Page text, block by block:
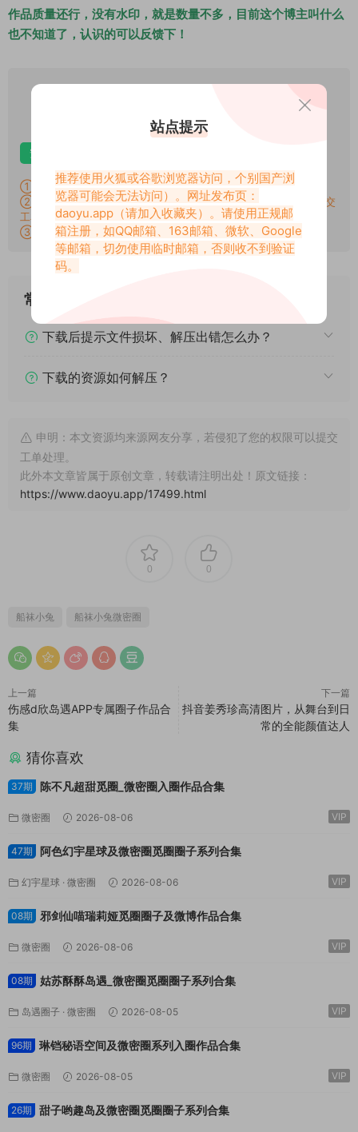
作品质量还行，没有水印，就是数量不多，目前这个博主叫什么
也不知道了，认识的可以反馈下！
VIP
仅限VIP下载
升级VIP
安卓解压
①：所有素材切勿外传，仅供欣赏，喜欢请支持原作者！
②：所有素材密码均已测试，遇见问题站内有教程学习，不会再提交
工单。
③：所有素材均无露点、纯绿色版本，若有需求请另寻，谢谢！
常见问题
下载后提示文件损坏、解压出错怎么办？
下载的资源如何解压？
申明：本文资源均来源网友分享，若侵犯了您的权限可以提交
工单处理。
此外本文章皆属于原创文章，转载请注明出处！原文链接：
https://www.daoyu.app/17499.html
0 0
船袜小兔 船袜小兔微密圈
上一篇
伤感d欣岛遇APP专属圈子作品合
集
下一篇
抖音姜秀珍高清图片，从舞台到日
常的全能颜值达人
猜你喜欢
37期 陈不凡超甜觅圈_微密圈入圈作品合集
微密圈 2026-08-06 VIP
47期 阿色幻宇星球及微密圈觅圈圈子系列合集
幻宇星球 · 微密圈 2026-08-06 VIP
08期 邪剑仙喵瑞莉娅觅圈圈子及微博作品合集
微密圈 2026-08-06 VIP
08期 姑苏酥酥岛遇_微密圈觅圈圈子系列合集
岛遇圈子 · 微密圈 2026-08-05 VIP
96期 琳铛秘语空间及微密圈系列入圈作品合集
微密圈 2026-08-05 VIP
26期 甜子哟趣岛及微密圈觅圈圈子系列合集
站点提示
推荐使用火狐或谷歌浏览器访问，个别国产浏
览器可能会无法访问）。网址发布页：
daoyu.app （请加入收藏夹）。请使用正规邮
箱注册，如QQ邮箱、163邮箱、微软、Google
等邮箱，切勿使用临时邮箱，否则收不到验证
码。